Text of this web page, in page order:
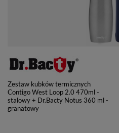
Zestaw kubków termicznych
Contigo West Loop 2.0 470ml -
stalowy + Dr.Bacty Notus 360 ml -
granatowy